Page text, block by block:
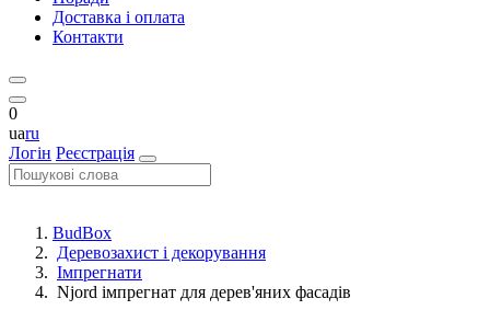
Доставка і оплата
Контакти
0
uaru
Логін Реєстрація
BudBox
Деревозахист і декорування
Імпрегнати
Njord імпрегнат для дерев'яних фасадів